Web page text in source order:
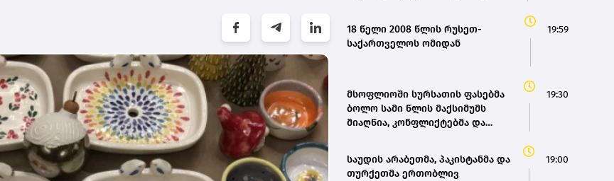
18 წელი 2008 წლის რუსეთ-
საქართველოს ომიდან
19:59
მსოფლიოში სურსათის ფასებმა
ბოლო სამი წლის მაქსიმუმს
მიაღწია, კონფლიქტებმა და
„გარდიანი“
19:30
საუდის არაბეთმა, პაკისტანმა და
თურქეთმა ერთობლივ
19:00